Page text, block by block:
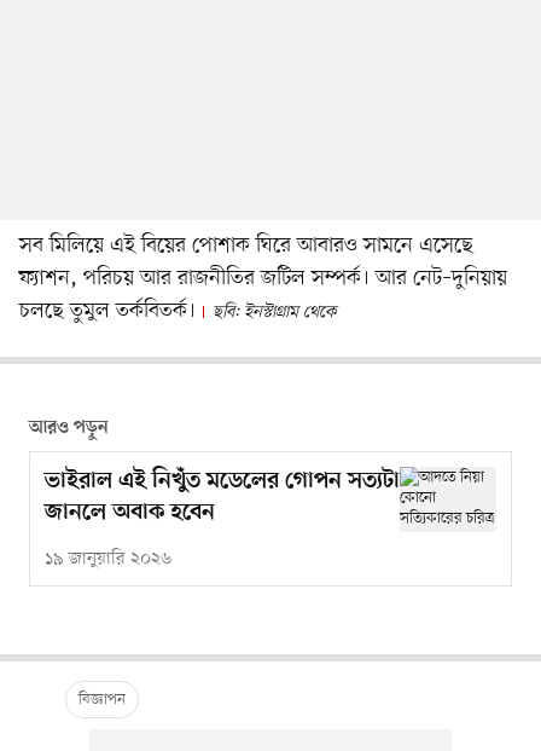
সব মিলিয়ে এই বিয়ের পোশাক ঘিরে আবারও সামনে এসেছে
ফ্যাশন, পরিচয় আর রাজনীতির জটিল সম্পর্ক। আর নেট–দুনিয়ায়
চলছে তুমুল তর্কবিতর্ক।
ছবি: ইনস্টাগ্রাম থেকে
আরও পড়ুন
ভাইরাল এই নিখুঁত মডেলের গোপন সত্যটা
জানলে অবাক হবেন
১৯ জানুয়ারি ২০২৬